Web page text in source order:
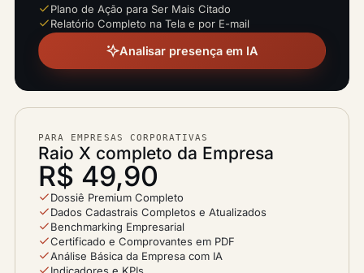
Plano de Ação para Ser Mais Citado
Relatório Completo na Tela e por E-mail
Analisar presença em IA
PARA EMPRESAS CORPORATIVAS
Raio X completo da Empresa
R$ 49,90
Dossiê Premium Completo
Dados Cadastrais Completos e Atualizados
Benchmarking Empresarial
Certificado e Comprovantes em PDF
Análise Básica da Empresa com IA